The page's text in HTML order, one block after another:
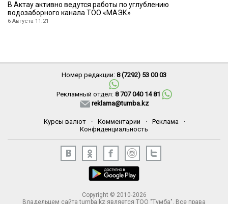
В Актау активно ведутся работы по углублению
водозаборного канала ТОО «МАЭК»
6 Августа 11:21
Номер редакции: 8 (7292) 53 00 03
Рекламный отдел: 8 707 040 14 81
reklama@tumba.kz
Курсы валют · Комментарии · Реклама
·
Конфиденциальность
Copyright © 2010-2026
Владельцем сайта tumba.kz является ТОО "Тумба". Все права